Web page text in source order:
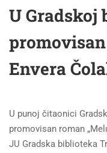
U
Envera
U punoj čitaonici
promovisan roman
JU Gradska biblioteka